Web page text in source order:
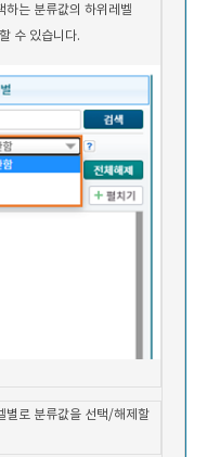
하는 분류값의 하위레벨
수 있습니다.
별로 분류값을 선택/해제할